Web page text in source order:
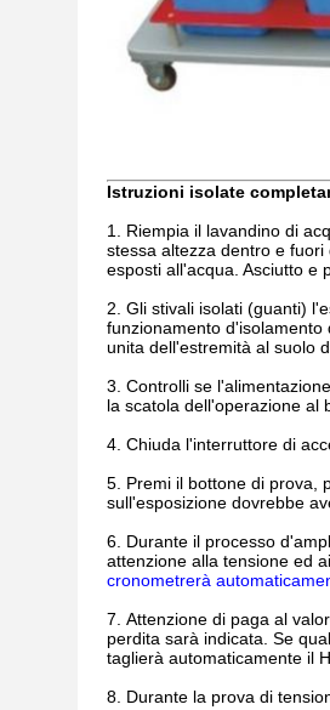
Istruzioni isolate
1. Riempia il lavandino di
stessa altezza dentro e
esposti all'acqua. Asciutto e
2. Gli stivali isolati (guanti)
funzionamento d'isolamento
unita dell'estremità al suolo
3. Controlli se
la scatola dell'operazione al
4. Chiuda l'interruttore di
5. Premi il bottone di prova,
sull'esposizione dovrebbe
6. Durante il processo
attenzione alla tensione ed
cronometrerà
7. Attenzione di paga al
perdita sarà indicata. Se
taglierà automaticamente il
8. Durante la prova di